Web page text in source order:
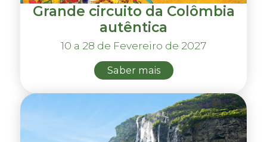
Grande circuito da Colômbia
autêntica
10 a 28 de Fevereiro de 2027
Saber mais